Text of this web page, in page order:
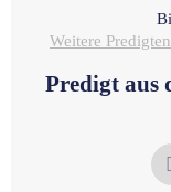
Weitere
Predigt aus